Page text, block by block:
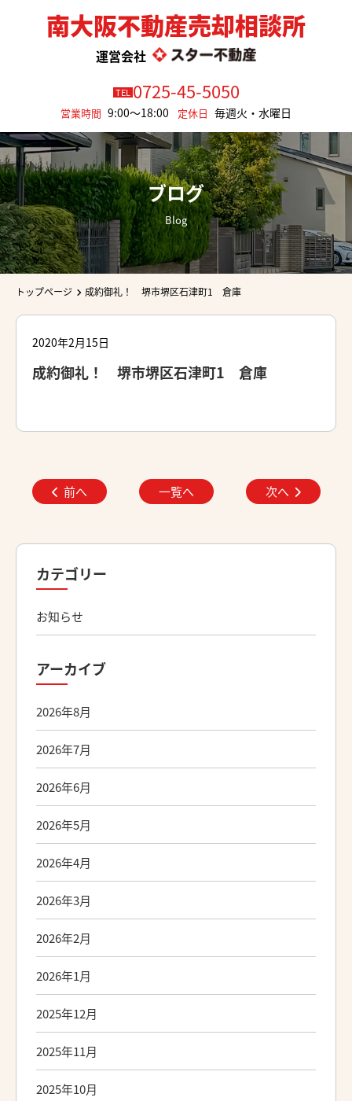
南大阪不動産売却相談所
運営会社
TEL0725-45-5050
営業時間 9:00～18:00 定休日 毎週火・水曜日
ブログ
Blog
トップページ 成約御礼！ 堺市堺区石津町1 倉庫
2020年2月15日
成約御礼！ 堺市堺区石津町1 倉庫
前へ 一覧へ 次へ
カテゴリー
お知らせ
アーカイブ
2026年8月
2026年7月
2026年6月
2026年5月
2026年4月
2026年3月
2026年2月
2026年1月
2025年12月
2025年11月
2025年10月